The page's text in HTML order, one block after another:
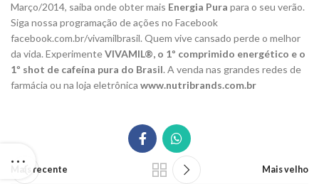
Março/2014, saiba onde obter mais Energia Pura para o seu verão.
Siga nossa programação de ações no Facebook
facebook.com.br/vivamilbrasil. Quem vive cansado perde o melhor
da vida. ExperimenteVIVAMIL®, o 1º comprimido energético e o
1º shot de cafeína pura do Brasil. A venda nas grandes redes de
farmácia ou na loja eletrônica www.nutribrands.com.br
Mais recente Mais velho